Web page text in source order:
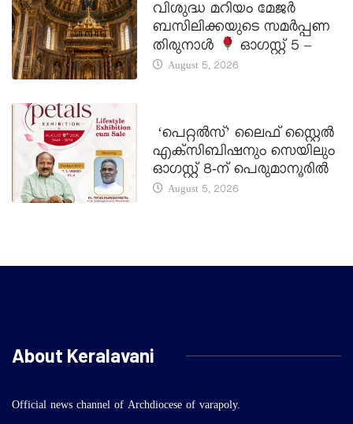
വിശുദ്ധ മറിയം മേജർ
ബസിലിക്കയുടെ സമർപ്പണ
തിരുനാൾ
ഓഗസ്റ്റ് 5 –
August 5, 2026
‘പെറ്റൽസ്’ ലൈഫ് സ്റ്റൈൽ
എക്സിബിഷനും സെയിലും
ഓഗസ്റ്റ് 8-ന് പെരുമാനൂരിൽ
August 5, 2026
About Keralavani
Official news channel of Archdiocese of varapoly.